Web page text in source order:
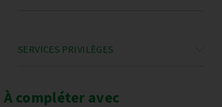
SERVICES PRIVILÈGES
À compléter avec